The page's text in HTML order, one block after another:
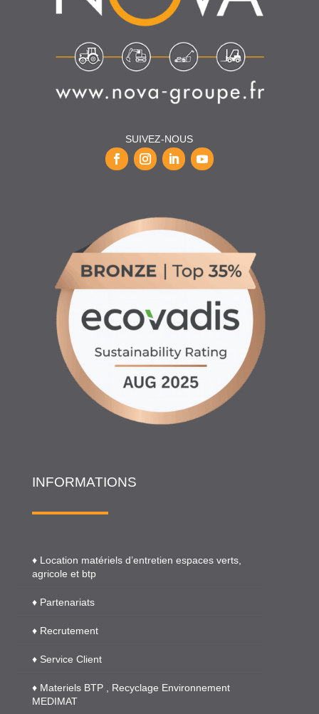
SUIVEZ-NOUS
INFORMATIONS
♦ Location matériels d’entretien espaces verts,
agricole et btp
♦ Partenariats
♦ Recrutement
♦ Service Client
♦ Materiels BTP , Recyclage Environnement
MEDIMAT